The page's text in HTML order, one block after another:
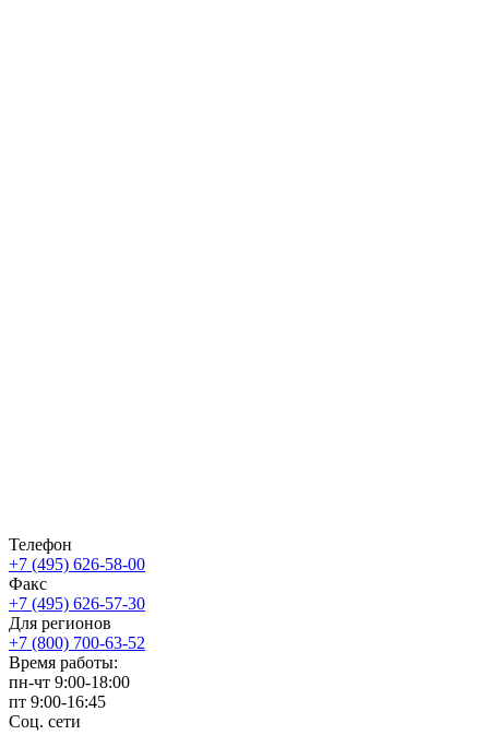
Телефон
+7 (495) 626-58-00
Факс
+7 (495) 626-57-30
Для регионов
+7 (800) 700-63-52
Время работы:
пн-чт 9:00-18:00
пт 9:00-16:45
Соц. сети